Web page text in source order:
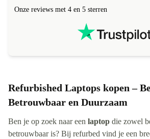
Onze reviews met 4 en 5 sterren
Refurbished Laptops kopen –
Betrouwbaar en Duurzaam
Ben je op zoek naar een laptop die zowel
betrouwbaar is? Bij refurbed vind je een